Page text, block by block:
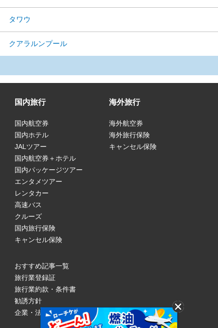
タワウ
クアラルンプール
国内旅行
国内航空券
国内ホテル
JALツアー
国内航空券＋ホテル
国内パッケージツアー
エンタメツアー
レンタカー
高速バス
クルーズ
国内旅行保険
キャンセル保険
海外旅行
海外航空券
海外旅行保険
キャンセル保険
おすすめ記事一覧
旅行業登録証
旅行業約款・条件書
勧誘方針
企業・法人のみなさまへ